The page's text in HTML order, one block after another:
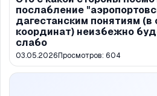
послабление
дагестанским понятиям (в
координат) неизбежно
слабо
03.05.2026Просмотров: 604